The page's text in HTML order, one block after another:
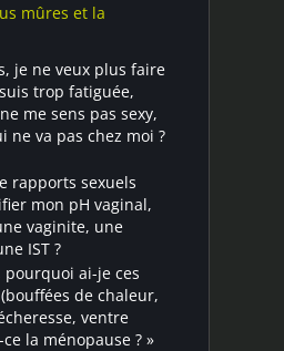
?
plancher pelvien
et génitaux.
efficacement ces
microbiote vaginal,
?
l'équilibre de la
jardin secret » ?
ca va me faire mal ?
que je vois dans
normal ?
je nettoyer mon « petit
avoir mon vagin
de ma faute s’il
infection urinaire ?
une infection
cystite ?
en bas?
mûres et la
je ne veux plus faire
trop fatiguée,
me sens pas sexy,
ne va pas chez moi ?
rapports sexuels
mon pH vaginal,
vaginite, une
IST ?
pourquoi ai-je ces
de chaleur,
ventre
ce la ménopause ? »